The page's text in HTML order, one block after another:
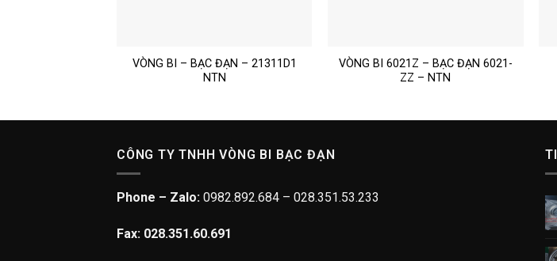
VÒNG BI – BẠC ĐẠN – 21311D1
NTN
VÒNG BI 6021Z – BẠC ĐẠN 6021-
ZZ – NTN
CÔNG TY TNHH VÒNG BI BẠC ĐẠN
Phone – Zalo: 0982.892.684 – 028.351.53.233
Fax: 028.351.60.691